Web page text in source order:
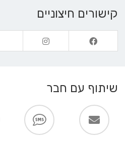
קישורים חיצוניים
שיתוף עם חבר